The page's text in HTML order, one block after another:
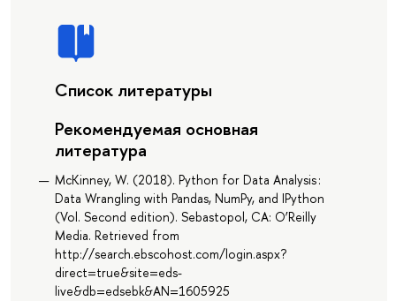
Список литературы
Рекомендуемая основная
литература
McKinney, W. (2018). Python for Data Analysis :
Data Wrangling with Pandas, NumPy, and IPython
(Vol. Second edition). Sebastopol, CA: O’Reilly
Media. Retrieved from
http://search.ebscohost.com/login.aspx?
direct=true&site=eds-
live&db=edsebk&AN=1605925